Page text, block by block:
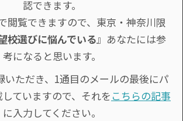
認できます。
閲覧できますので、東京・神奈川限
校選びに悩んでいる』あなたには参
考になると思います。
いただき、1通目のメールの最後にパ
ていますので、それを こちらの記事
に入力してください。